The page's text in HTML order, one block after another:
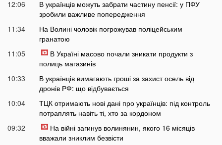
12:06
В українців можуть забрати частину пенсії: у ПФУ
зробили важливе попередження
11:34
На Волині чоловік погрожував поліцейським
гранатою
11:05
В Україні масово почали зникати продукти з
полиць магазинів
10:33
В українців вимагають гроші за захист осель від
дронів РФ: що відбувається
10:04
ТЦК отримають нові дані про українців: під контроль
потраплять навіть ті, хто за кордоном
09:32
На війні загинув волинянин, якого 16 місяців
вважали зниклим безвісти